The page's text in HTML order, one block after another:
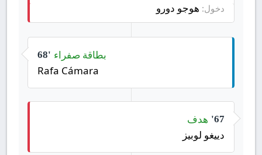
دخول: هوجو دورو
68' بطاقة صفراء
Rafa Cámara
67' هدف
دييغو لوبيز